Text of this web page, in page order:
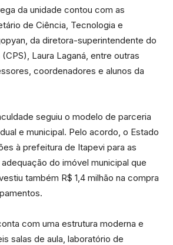
da unidade contou com as
de Ciência, Tecnologia e
da diretora-superintendente do
Laura Laganá, entre outras
coordenadores e alunos da
seguiu o modelo de parceria
e municipal. Pelo acordo, o Estado
à prefeitura de Itapevi para as
do imóvel municipal que
também R$ 1,4 milhão na compra
com uma estrutura moderna e
salas de aula, laboratório de